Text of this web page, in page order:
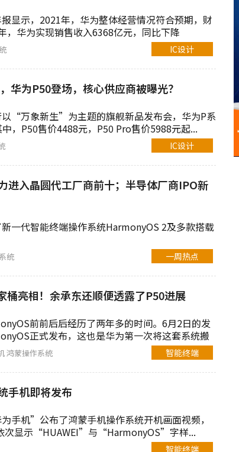
显示，2021年，华为整体经营情况符合预期，财
，华为实现销售收入6368亿元，同比下降
IC设计
华为P50登场，核心供应商被曝光？
“万象新生”为主题的旗舰新品发布会，华为P系
，P50售价4488元，P50 Pro售价5988元起...
IC设计
进入晶圆代工厂商前十；半导体厂商IPO新
一代智能终端操作系统HarmonyOS 2及多款搭载
统 一周热点
亮相！余承东还顺便透露了P50进展
前前后后经历了两年多的时间。6月2日的发
正式发布，这也是华为第一次将这套系统搬
鸿蒙操作系统 智能终端
手机即将发布
手机”公布了鸿蒙手机操作系统开机画面视频，
次显示“HUAWEI”与“HarmonyOS”字样...
智能终端